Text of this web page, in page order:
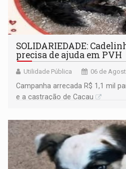
SOLIDARIEDADE:
precisa de ajuda em PVH
Utilidade Pública 06 de
Campanha arrecada R$ 1,1 mil
e a castração de Cacau